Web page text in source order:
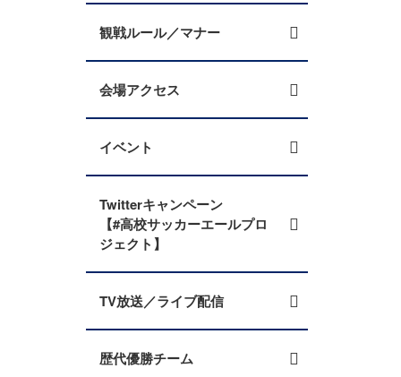
観戦ルール／マナー
会場アクセス
イベント
Twitterキャンペーン
【#高校サッカーエールプロ
ジェクト】
TV放送／ライブ配信
歴代優勝チーム